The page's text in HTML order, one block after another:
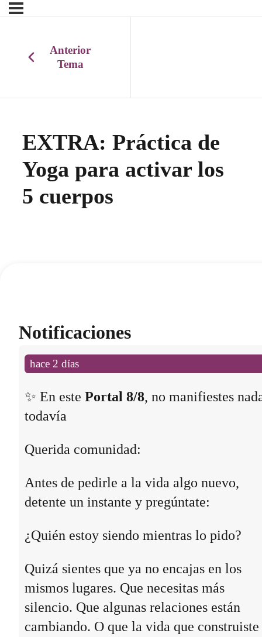
Anterior
Tema
EXTRA: Práctica de
Yoga para activar los
5 cuerpos
Notificaciones
hace 2 días
✨ En este Portal 8/8, no manifiestes
todavía
Querida comunidad:
Antes de pedirle a la vida algo nuevo,
detente un instante y pregúntate:
¿Quién estoy siendo mientras lo pido?
Quizá sientes que ya no encajas en los
mismos lugares. Que necesitas más
silencio. Que algunas relaciones están
cambiando. O que la vida que construiste